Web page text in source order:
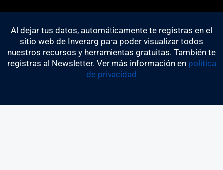
Al dejar tus datos, automáticamente te registras en el
sitio web de Inverarg para poder visualizar todos
nuestros recursos y herramientas gratuitas. También te
registras al Newsletter. Ver más información en politica
de privacidad